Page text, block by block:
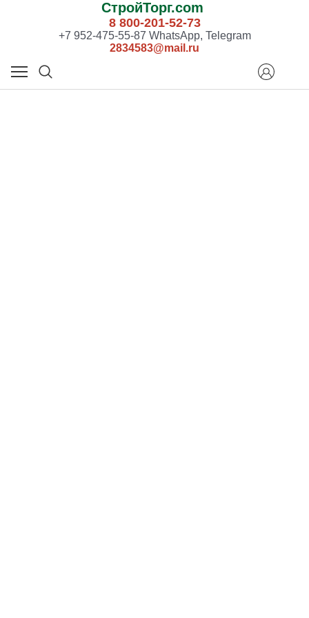
СтройТорг.com
8 800-201-52-73
+7 952-475-55-87 WhatsApp, Telegram
2834583@mail.ru